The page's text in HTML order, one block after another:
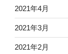
2021年4月
2021年3月
2021年2月